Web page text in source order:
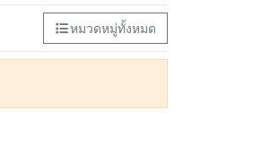
หมวดหมู่ทั้งหมด